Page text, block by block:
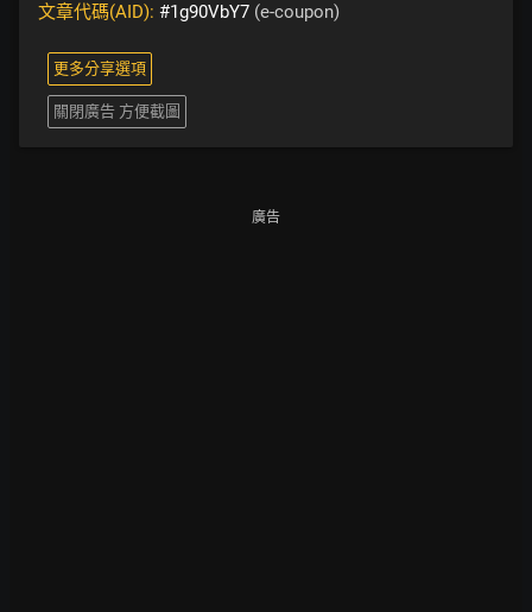
文章代碼(AID): #1g90VbY7 (e-coupon)
更多分享選項
關閉廣告 方便截圖
廣告